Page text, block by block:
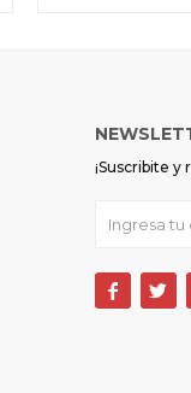
¡Suscribite y
 